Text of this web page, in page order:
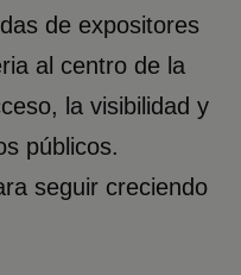
de expositores
al centro de la
la visibilidad y
públicos.
seguir creciendo